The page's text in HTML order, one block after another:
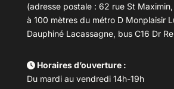
(adresse postale : 62 rue St
à 100 mètres du métro D Monplaisir
Dauphiné Lacassagne, bus C16 Dr
Horaires d’ouverture :
Du mardi au vendredi 14h-19h